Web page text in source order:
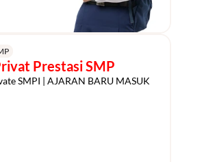
Prestasi SMP
SMPI | AJARAN BARU MASUK